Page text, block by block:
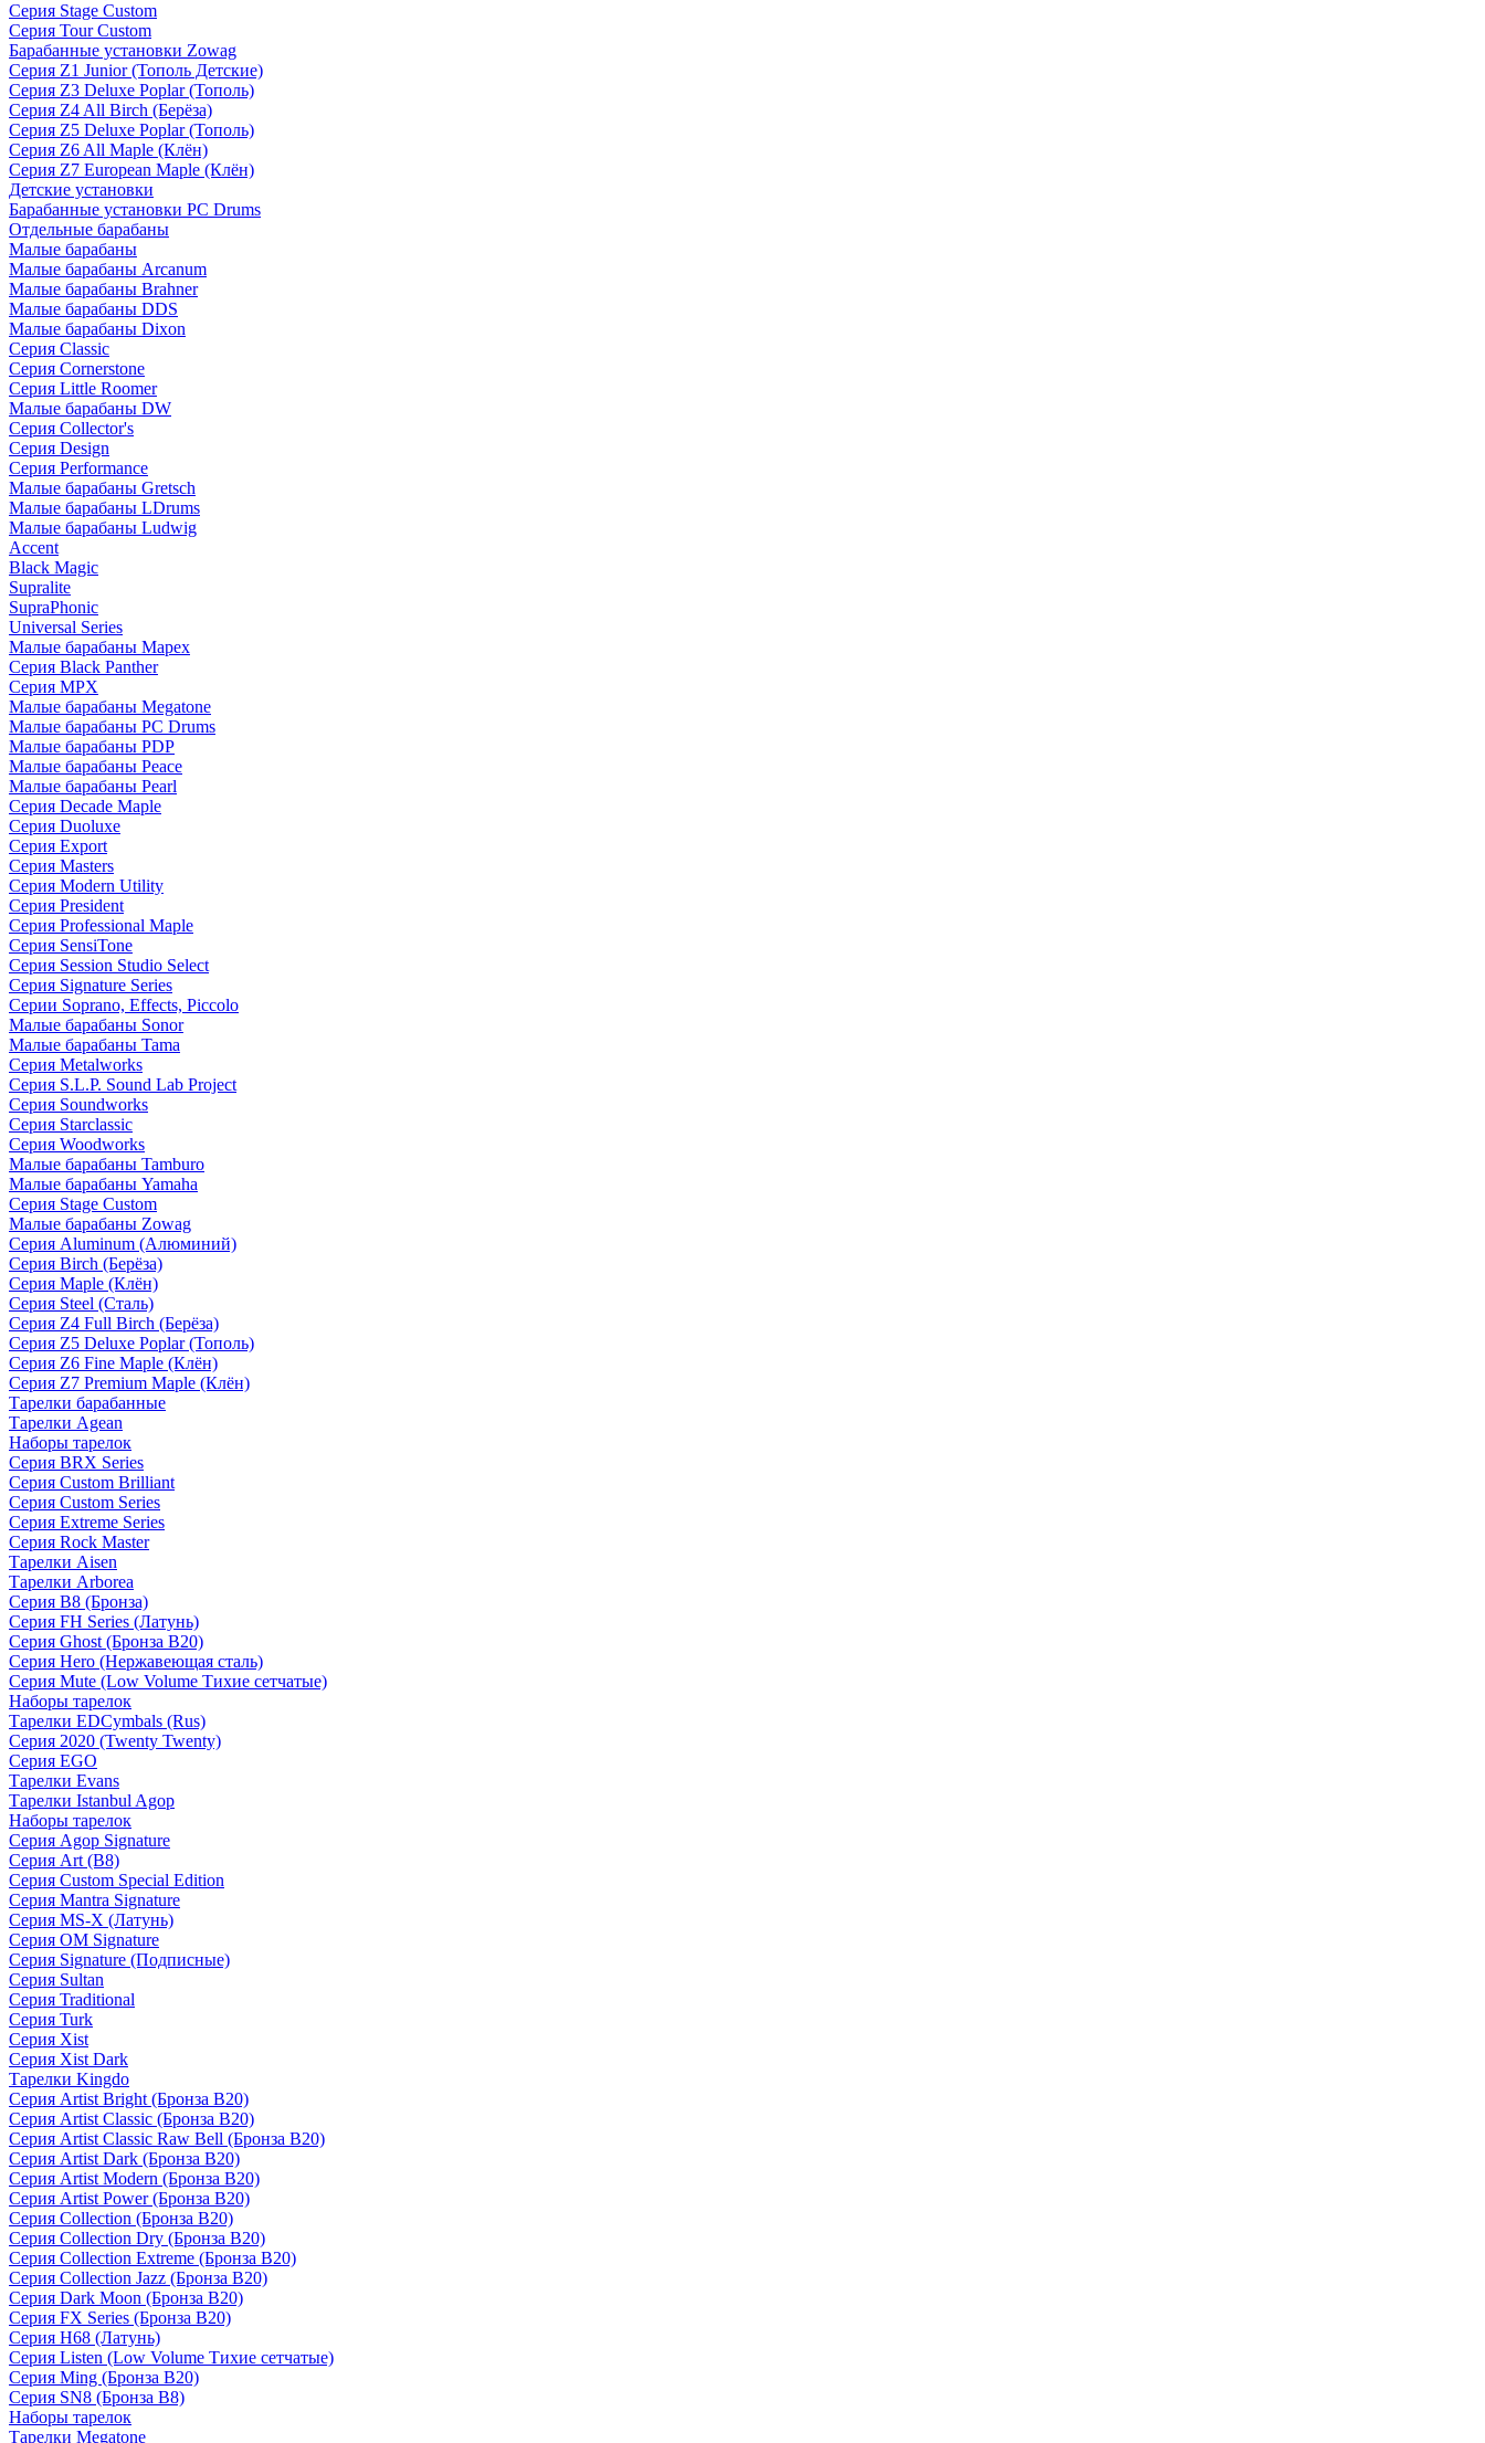
Серия Stage Custom
Серия Tour Custom
Барабанные установки Zowag
Серия Z1 Junior (Тополь Детские)
Серия Z3 Deluxe Poplar (Тополь)
Серия Z4 All Birch (Берёза)
Серия Z5 Deluxe Poplar (Тополь)
Серия Z6 All Maple (Клён)
Серия Z7 European Maple (Клён)
Детские установки
Барабанные установки PC Drums
Отдельные барабаны
Малые барабаны
Малые барабаны Arcanum
Малые барабаны Brahner
Малые барабаны DDS
Малые барабаны Dixon
Серия Classic
Серия Cornerstone
Серия Little Roomer
Малые барабаны DW
Серия Collector's
Серия Design
Серия Performance
Малые барабаны Gretsch
Малые барабаны LDrums
Малые барабаны Ludwig
Accent
Black Magic
Supralite
SupraPhonic
Universal Series
Малые барабаны Mapex
Серия Black Panther
Серия MPX
Малые барабаны Megatone
Малые барабаны PC Drums
Малые барабаны PDP
Малые барабаны Peace
Малые барабаны Pearl
Серия Decade Maple
Серия Duoluxe
Серия Export
Серия Masters
Серия Modern Utility
Серия President
Серия Professional Maple
Серия SensiTone
Серия Session Studio Select
Серия Signature Series
Серии Soprano, Effects, Piccolo
Малые барабаны Sonor
Малые барабаны Tama
Серия Metalworks
Серия S.L.P. Sound Lab Project
Серия Soundworks
Серия Starclassic
Серия Woodworks
Малые барабаны Tamburo
Малые барабаны Yamaha
Серия Stage Custom
Малые барабаны Zowag
Серия Aluminum (Алюминий)
Серия Birch (Берёза)
Серия Maple (Клён)
Серия Steel (Сталь)
Серия Z4 Full Birch (Берёза)
Серия Z5 Deluxe Poplar (Тополь)
Серия Z6 Fine Maple (Клён)
Серия Z7 Premium Maple (Клён)
Тарелки барабанные
Тарелки Agean
Наборы тарелок
Серия BRX Series
Серия Custom Brilliant
Серия Custom Series
Серия Extreme Series
Серия Rock Master
Тарелки Aisen
Тарелки Arborea
Серия B8 (Бронза)
Серия FH Series (Латунь)
Серия Ghost (Бронза B20)
Серия Hero (Нержавеющая сталь)
Серия Mute (Low Volume Тихие сетчатые)
Наборы тарелок
Тарелки EDCymbals (Rus)
Серия 2020 (Twenty Twenty)
Серия EGO
Тарелки Evans
Тарелки Istanbul Agop
Наборы тарелок
Серия Agop Signature
Серия Art (B8)
Серия Custom Special Edition
Серия Mantra Signature
Серия MS-X (Латунь)
Серия OM Signature
Серия Signature (Подписные)
Серия Sultan
Серия Traditional
Серия Turk
Серия Xist
Серия Xist Dark
Тарелки Kingdo
Серия Artist Bright (Бронза B20)
Серия Artist Classic (Бронза B20)
Серия Artist Classic Raw Bell (Бронза B20)
Серия Artist Dark (Бронза B20)
Серия Artist Modern (Бронза B20)
Серия Artist Power (Бронза B20)
Серия Collection (Бронза B20)
Серия Collection Dry (Бронза B20)
Серия Collection Extreme (Бронза B20)
Серия Collection Jazz (Бронза B20)
Серия Dark Moon (Бронза B20)
Серия FX Series (Бронза B20)
Серия H68 (Латунь)
Серия Listen (Low Volume Тихие сетчатые)
Серия Ming (Бронза B20)
Серия SN8 (Бронза B8)
Наборы тарелок
Тарелки Megatone